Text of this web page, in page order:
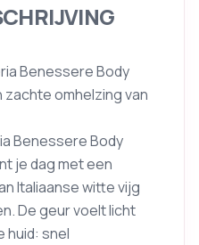
Benessere Body
zachte omhelzing van
Benessere Body
je dag met een
Italiaanse witte vijg
De geur voelt licht
huid: snel